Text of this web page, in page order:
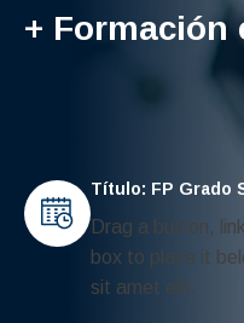
+ Formación
Título: FP Grado
Drag a button,
box to place it
sit amet elit.